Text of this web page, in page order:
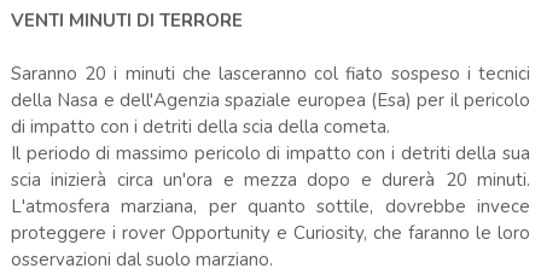
VENTI MINUTI DI TERRORE
Saranno 20 i minuti che lasceranno col fiato sospeso i tecnici
della Nasa e dell'Agenzia spaziale europea (Esa) per il pericolo
di impatto con i detriti della scia della cometa.
Il periodo di massimo pericolo di impatto con i detriti della sua
scia inizierà circa un'ora e mezza dopo e durerà 20 minuti.
L'atmosfera marziana, per quanto sottile, dovrebbe invece
proteggere i rover Opportunity e Curiosity, che faranno le loro
osservazioni dal suolo marziano.